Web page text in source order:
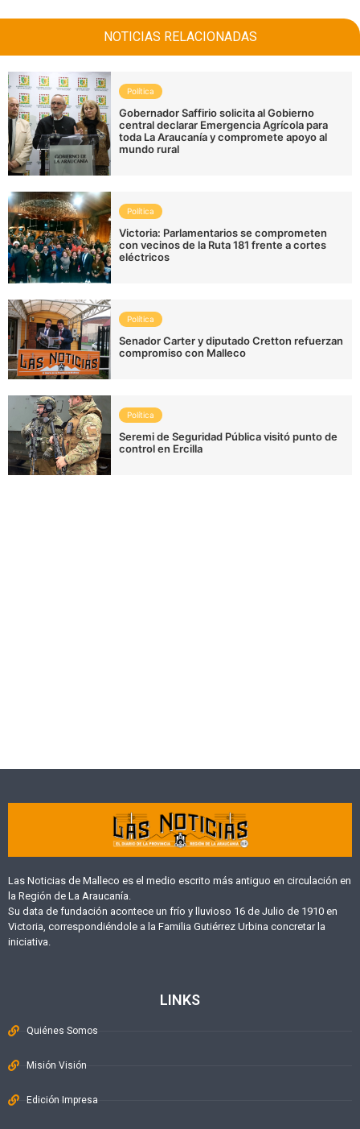
NOTICIAS RELACIONADAS
Política
Gobernador Saffirio solicita al Gobierno
central declarar Emergencia Agrícola para
toda La Araucanía y compromete apoyo al
mundo rural
Política
Victoria: Parlamentarios se comprometen
con vecinos de la Ruta 181 frente a cortes
eléctricos
Política
Senador Carter y diputado Cretton refuerzan
compromiso con Malleco
Política
Seremi de Seguridad Pública visitó punto de
control en Ercilla
Las Noticias de Malleco es el medio escrito más antiguo en circulación en
la Región de La Araucanía.
Su data de fundación acontece un frío y lluvioso 16 de Julio de 1910 en
Victoria, correspondiéndole a la Familia Gutiérrez Urbina concretar la
iniciativa.
LINKS
Quiénes Somos
Misión Visión
Edición Impresa